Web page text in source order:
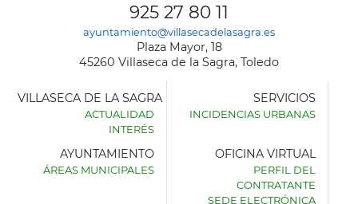
925 27 80 11
ayuntamiento@villasecadelasagra.es
Plaza Mayor, 18
45260 Villaseca de la Sagra, Toledo
AYUNTAMIENTO
VILLASECA DE LA SAGRA
ACTUALIDAD
INTERÉS
SERVICIOS
INCIDENCIAS URBANAS
AYUNTAMIENTO
ÁREAS MUNICIPALES
OFICINA VIRTUAL
PERFIL DEL
CONTRATANTE
SEDE ELECTRÓNICA